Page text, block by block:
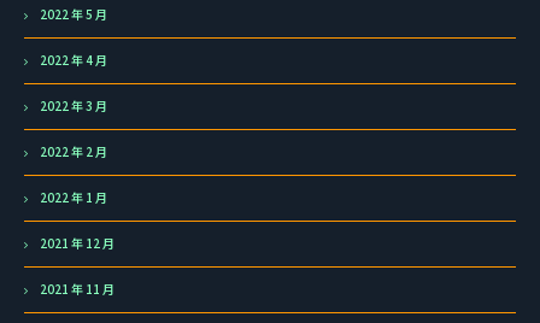
2022 年 5 月
2022 年 4 月
2022 年 3 月
2022 年 2 月
2022 年 1 月
2021 年 12 月
2021 年 11 月